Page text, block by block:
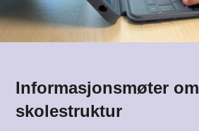
Informasjonsmøter om
skolestruktur